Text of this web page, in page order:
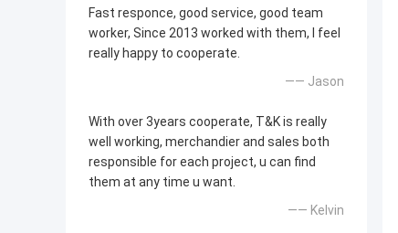
Fast responce, good service, good team
worker, Since 2013 worked with them, I feel
really happy to cooperate.
—— Jason
With over 3years cooperate, T&K is really
well working, merchandier and sales both
responsible for each project, u can find
them at any time u want.
—— Kelvin